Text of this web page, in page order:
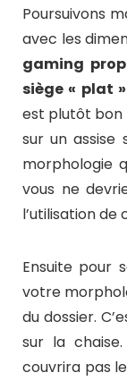
Poursuivons
avec les
gaming
siège « plat
est plutôt bon
sur un assise
morphologie
vous ne
l’utilisation de
Ensuite pour
votre
du dossier.
sur la
couvrira pas